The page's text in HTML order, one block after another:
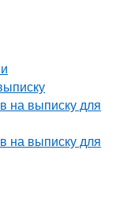
на выписку для
на выписку для